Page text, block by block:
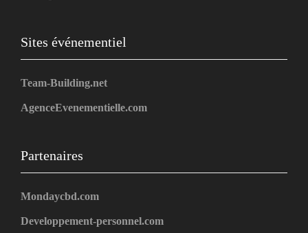
Sites événementiel
Team-Building.net
AgenceEvenementielle.com
Partenaires
Mondaycbd.com
Developpement-personnel.com